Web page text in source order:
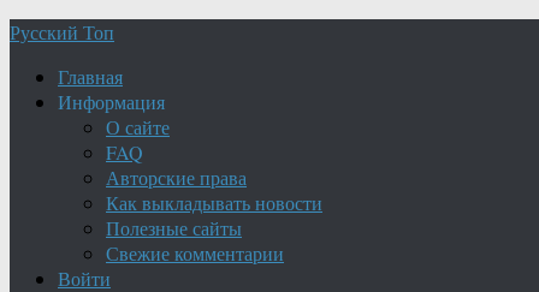
Русский Топ
Главная
Информация
О сайте
FAQ
Авторские права
Как выкладывать новости
Полезные сайты
Свежие комментарии
Войти